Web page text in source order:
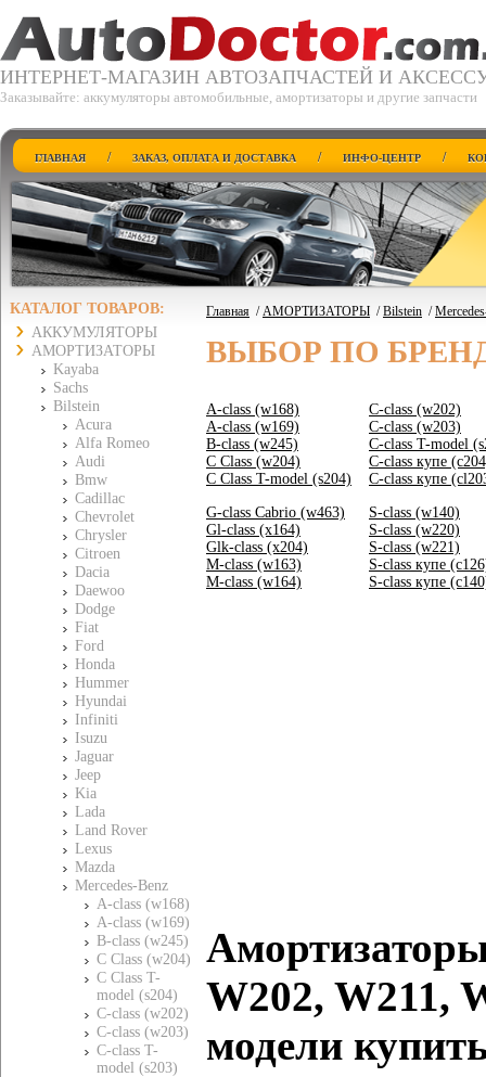
ИНТЕРНЕТ-МАГАЗИН АВТОЗАПЧАСТЕЙ И
Заказывайте: аккумуляторы автомобильные, амортизаторы и другие запчасти
ГЛАВНАЯ / ЗАКАЗ, ОПЛАТА И ДОСТАВКА / ИНФО-ЦЕНТР /
КАТАЛОГ ТОВАРОВ:
АККУМУЛЯТОРЫ
АМОРТИЗАТОРЫ
Kayaba
Sachs
Bilstein
Acura
Alfa Romeo
Audi
Bmw
Cadillac
Chevrolet
Chrysler
Citroen
Dacia
Daewoo
Dodge
Fiat
Ford
Honda
Hummer
Hyundai
Infiniti
Isuzu
Jaguar
Jeep
Kia
Lada
Land Rover
Lexus
Mazda
Mercedes-Benz
A-class (w168)
A-class (w169)
B-class (w245)
C Class (w204)
C Class T-
model (s204)
C-class (w202)
C-class (w203)
C-class T-
model (s203)
Главная /АМОРТИЗАТОРЫ /Bilstein /
ВЫБОР ПО
A-class (w168)
A-class (w169)
B-class (w245)
C Class (w204)
C Class T-model (s204)
C-class (w202)
C-class (w203)
C-class T-model
C-class купе
C-class купе
G-class Cabrio (w463)
Gl-class (x164)
Glk-class (x204)
M-class (w163)
M-class (w164)
S-class (w140)
S-class (w220)
S-class (w221)
S-class купе
S-class купе
W202, W211,
модели